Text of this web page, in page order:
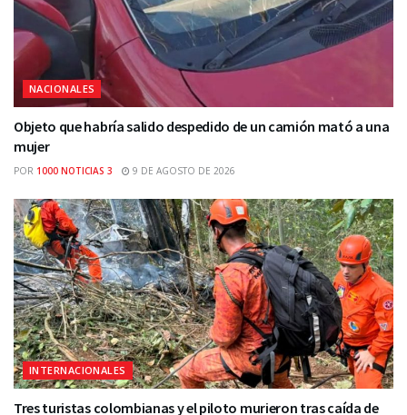
NACIONALES
Objeto que habría salido despedido de un camión mató a una
mujer
POR 1000 NOTICIAS 3 9 DE AGOSTO DE 2026
INTERNACIONALES
Tres turistas colombianas y el piloto murieron tras caída de